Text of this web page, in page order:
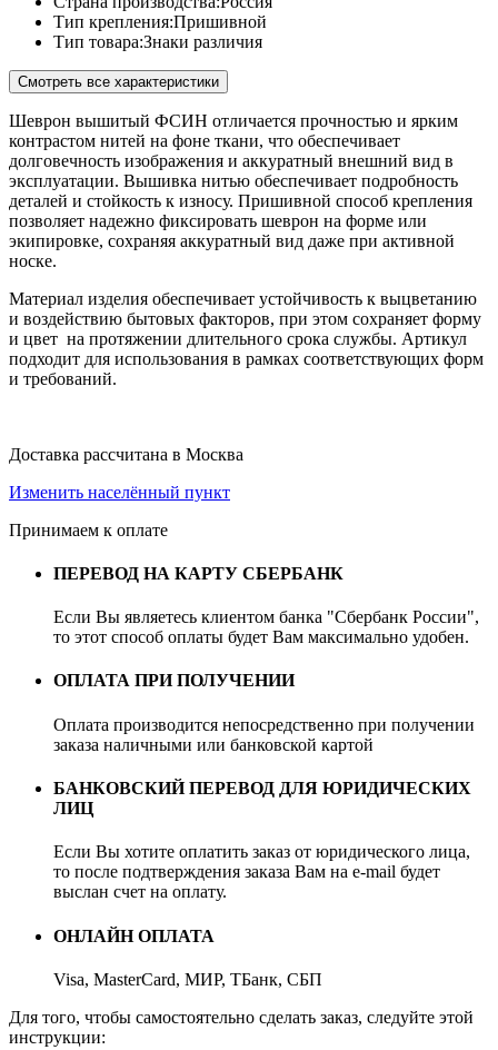
Тип крепления:Пришивной
Тип товара:Знаки различия
Смотреть все характеристики
Шеврон вышитый ФСИН отличается прочностью и ярким
контрастом нитей на фоне ткани, что обеспечивает
долговечность изображения и аккуратный внешний вид в
эксплуатации. Вышивка нитью обеспечивает подробность
деталей и стойкость к износу. Пришивной способ крепления
позволяет надежно фиксировать шеврон на форме или
экипировке, сохраняя аккуратный вид даже при активной
носке.
Материал изделия обеспечивает устойчивость к выцветанию
и воздействию бытовых факторов, при этом сохраняет форму
и цвет на протяжении длительного срока службы. Артикул
подходит для использования в рамках соответствующих форм
и требований.
Доставка рассчитана в Москва
Изменить населённый пункт
Принимаем к оплате
ПЕРЕВОД НА КАРТУ СБЕРБАНК
Если Вы являетесь клиентом банка "Сбербанк России",
то этот способ оплаты будет Вам максимально удобен.
ОПЛАТА ПРИ ПОЛУЧЕНИИ
Оплата производится непосредственно при получении
заказа наличными или банковской картой
БАНКОВСКИЙ ПЕРЕВОД ДЛЯ ЮРИДИЧЕСКИХ
ЛИЦ
Если Вы хотите оплатить заказ от юридического лица,
то после подтверждения заказа Вам на e-mail будет
выслан счет на оплату.
ОНЛАЙН ОПЛАТА
Visa, MasterCard, МИР, ТБанк, СБП
Для того, чтобы самостоятельно сделать заказ, следуйте этой
инструкции: